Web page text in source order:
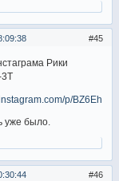
45
Рики
3Т
p/
уже было.
46